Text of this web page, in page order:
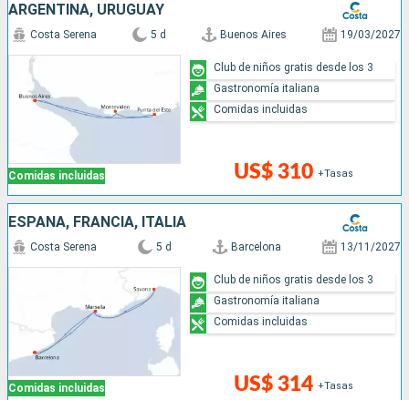
ARGENTINA, URUGUAY
Comidas incluidas
Costa Serena 5 d Buenos Aires 19/03/2027
US$ 310 +Tasas
Club de niños gratis desde los 3
Gastronomía italiana
Comidas incluidas
ESPAÑA, FRANCIA, ITALIA
Comidas incluidas
Costa Serena 5 d Barcelona 13/11/2027
US$ 314 +Tasas
Club de niños gratis desde los 3
Gastronomía italiana
Comidas incluidas